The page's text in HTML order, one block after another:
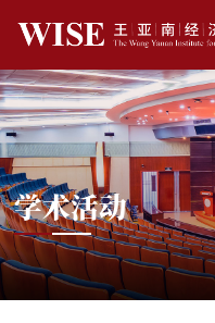
学术活动